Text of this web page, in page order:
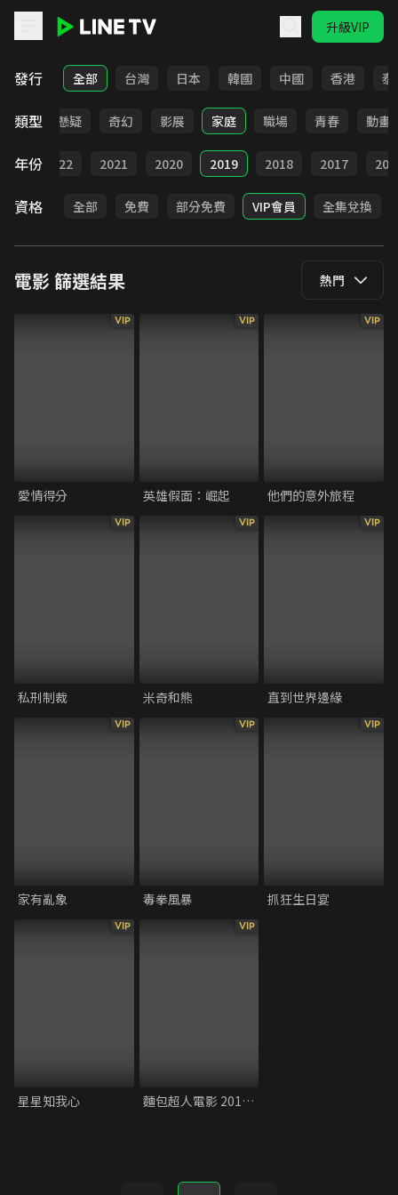
升級VIP
LINE TV - 電影
發行 全部 台灣 日本 韓國 中國 香港 泰
類型
靈異 懸疑 奇幻 影展 家庭 職場 青春 動畫
年份 2022 2021 2020 2019 2018 2017
資格 全部 免費 部分免費 VIP會員 全集兌換
電影篩選結果 熱門
VIP
愛情得分
VIP
英雄假面：崛起
VIP
他們的意外旅程
VIP
私刑制裁
VIP
米奇和熊
VIP
直到世界邊緣
VIP
家有亂象
VIP
毒拳風暴
VIP
抓狂生日宴
VIP
星星知我心
VIP
麵包超人電影 2019 發光吧！冰淇淋王國的香草公主